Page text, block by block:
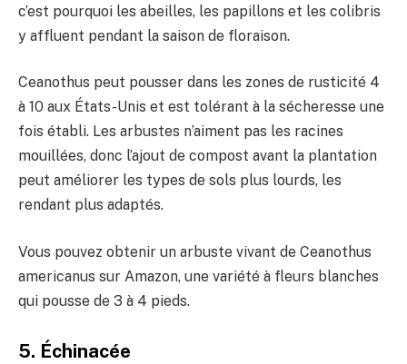
c’est pourquoi les abeilles, les papillons et les colibris
y affluent pendant la saison de floraison.
Ceanothus peut pousser dans les zones de rusticité 4
à 10 aux États-Unis et est tolérant à la sécheresse une
fois établi. Les arbustes n’aiment pas les racines
mouillées, donc l’ajout de compost avant la plantation
peut améliorer les types de sols plus lourds, les
rendant plus adaptés.
Vous pouvez obtenir un arbuste vivant de Ceanothus
americanus sur Amazon, une variété à fleurs blanches
qui pousse de 3 à 4 pieds.
5. Échinacée